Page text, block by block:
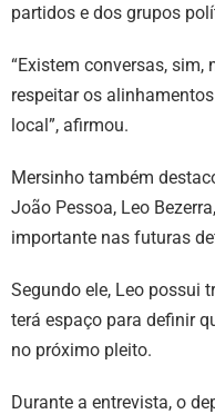
partidos e dos grupos
“Existem conversas,
respeitar os
local”, afirmou.
Mersinho também
João Pessoa, Leo
importante nas futuras
Segundo ele, Leo possui
terá espaço para definir
no próximo pleito.
Durante a entrevista, o